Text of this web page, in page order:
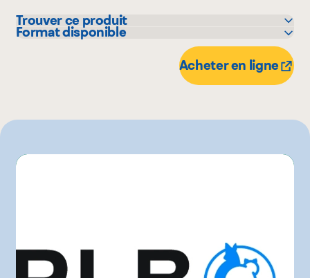
Trouver ce produit
IGA
Format disponible
Acheter en ligne